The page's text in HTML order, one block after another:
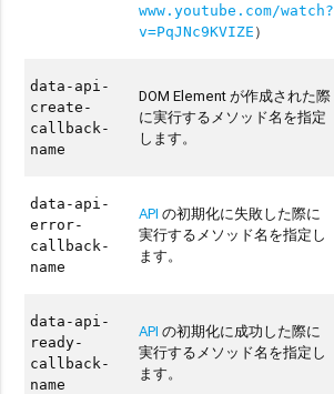
www.youtube.com/watch?
v=PqJNc9KVIZE ）
data-api-
create-
callback-
name
DOM Element が作成された際
に実行するメソッド名を指定
します。
data-api-
error-
callback-
name
API の初期化に失敗した際に
実行するメソッド名を指定し
ます。
data-api-
ready-
callback-
name
API の初期化に成功した際に
実行するメソッド名を指定し
ます。